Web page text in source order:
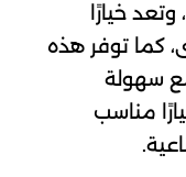
خيارًا
كما توفر هذه
سهولة
مناسب